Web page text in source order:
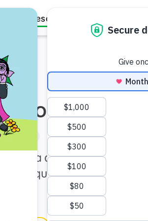
Family Resources
visuales
(de 3 a 5)
para ayudar a los niños a
lo que se espera de ellos